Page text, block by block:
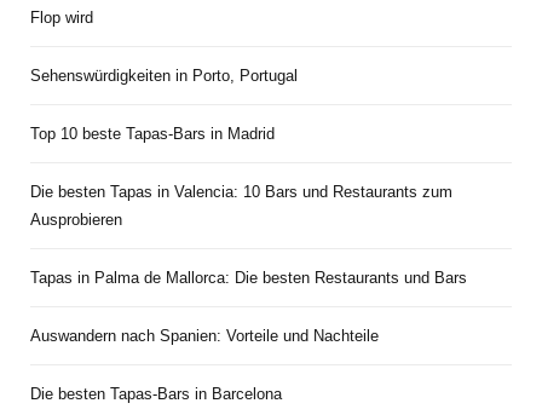
Flop wird
Sehenswürdigkeiten in Porto, Portugal
Top 10 beste Tapas-Bars in Madrid
Die besten Tapas in Valencia: 10 Bars und Restaurants zum
Ausprobieren
Tapas in Palma de Mallorca: Die besten Restaurants und Bars
Auswandern nach Spanien: Vorteile und Nachteile
Die besten Tapas-Bars in Barcelona